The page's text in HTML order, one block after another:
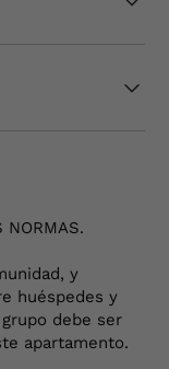
espacio al
inmejorable,
de la
el Barrio
Además,
NORMAS.
y
huéspedes y
debe ser
apartamento.